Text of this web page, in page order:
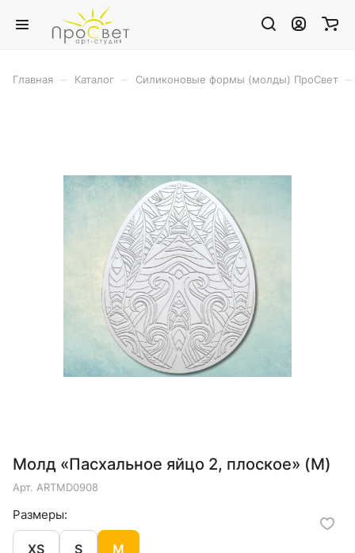
Главная Каталог Силиконовые формы (молды) ПроСвет
Молд «Пасхальное яйцо 2, плоское» (M)
Арт. ARTMD0908
Размеры:
XS S M